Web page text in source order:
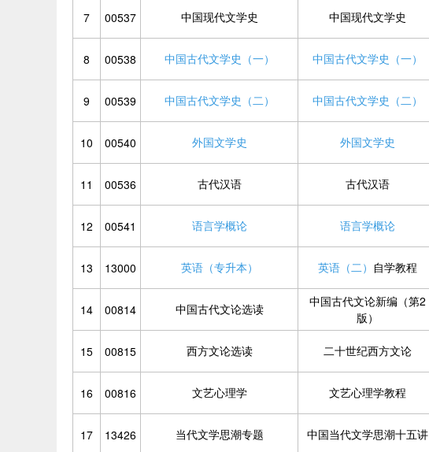
7 00537 中国现代文学史 中国现代文学史
8 00538 中国古代文学史（一） 中国古代文学史（一）
9 00539 中国古代文学史（二） 中国古代文学史（二）
10 00540 外国文学史 外国文学史
11 00536 古代汉语 古代汉语
12 00541 语言学概论 语言学概论
13 13000 英语（专升本） 英语（二） 自学教程
14 00814 中国古代文论选读
中国古代文论新编（第2
版）
15 00815 西方文论选读 二十世纪西方文论
16 00816 文艺心理学 文艺心理学教程
17 13426 当代文学思潮专题 中国当代文学思潮十五讲